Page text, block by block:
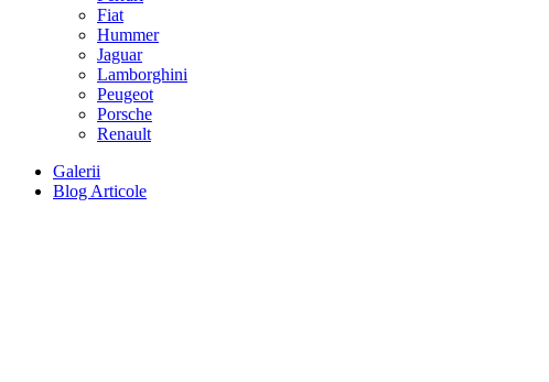
Fiat
Hummer
Jaguar
Lamborghini
Peugeot
Porsche
Renault
Galerii
Blog Articole